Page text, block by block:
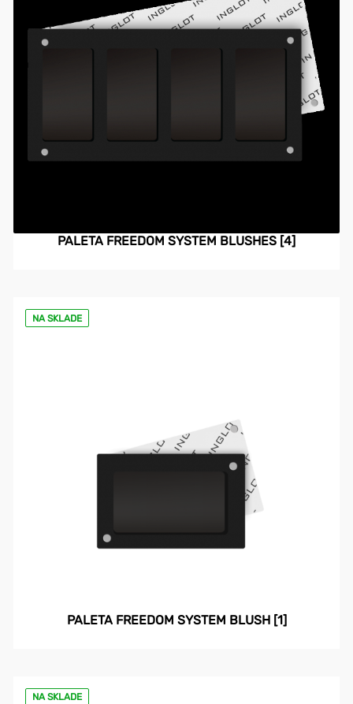
PALETA FREEDOM SYSTEM BLUSHES [4]
NA SKLADE
PALETA FREEDOM SYSTEM BLUSH [1]
NA SKLADE